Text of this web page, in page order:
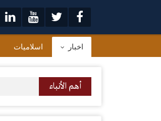
اخبار اسلاميات
أهم الأنباء